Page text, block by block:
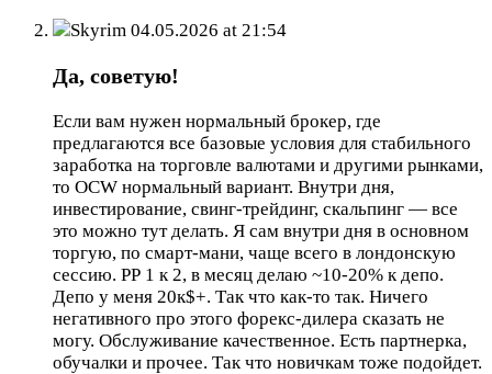
Skyrim 04.05.2026 at 21:54
Да, советую!
Если вам нужен нормальный брокер, где
предлагаются все базовые условия для стабильного
заработка на торговле валютами и другими рынками,
то OCW нормальный вариант. Внутри дня,
инвестирование, свинг-трейдинг, скальпинг — все
это можно тут делать. Я сам внутри дня в основном
торгую, по смарт-мани, чаще всего в лондонскую
сессию. РР 1 к 2, в месяц делаю ~10-20% к депо.
Депо у меня 20к$+. Так что как-то так. Ничего
негативного про этого форекс-дилера сказать не
могу. Обслуживание качественное. Есть партнерка,
обучалки и прочее. Так что новичкам тоже подойдет.